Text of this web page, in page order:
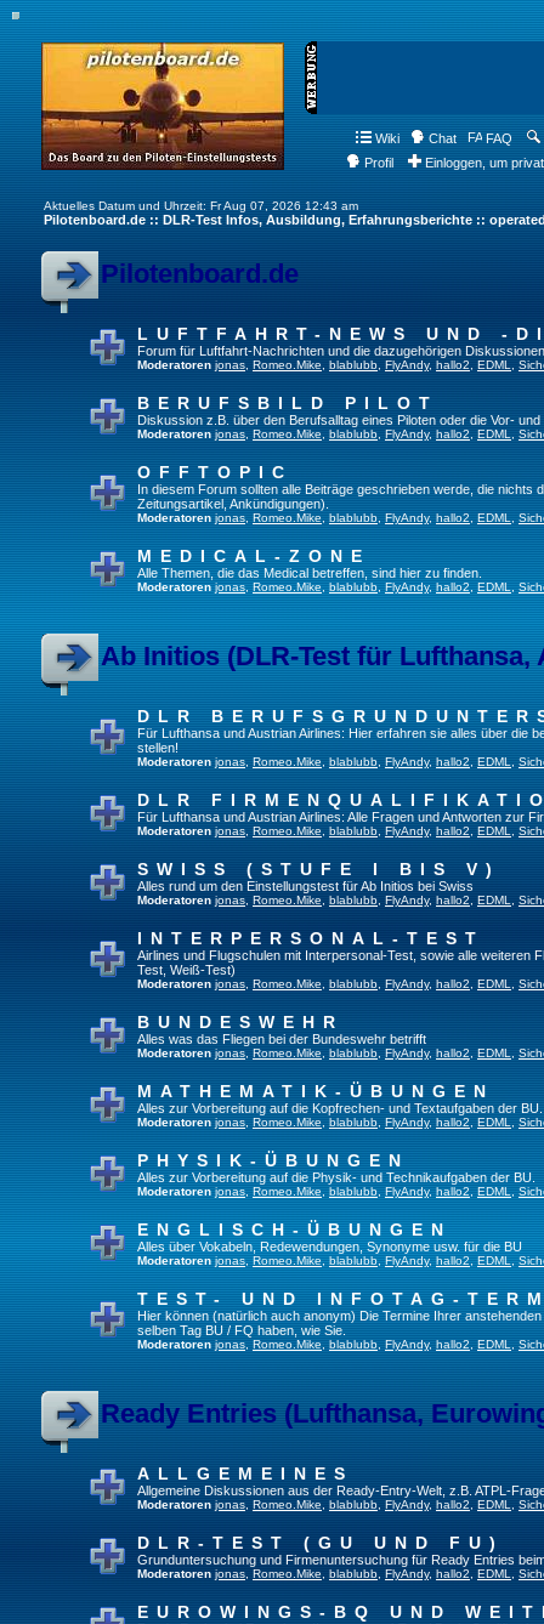
Wiki Chat FAQ
Profil
Einloggen, um
Aktuelles Datum und Uhrzeit: Fr Aug 07, 2026 12:43 am
Pilotenboard.de :: DLR-Test Infos, Ausbildung, Erfahrungsberichte ::
Pilotenboard.de
LUFTFAHRT-NEWS UND -
Forum für Luftfahrt-Nachrichten und die dazugehörigen
Moderatoren jonas Romeo.Mike blablubb FlyAndy, hallo2 EDML
BERUFSBILD PILOT
Diskussion z.B. über den Berufsalltag eines Piloten oder die Vor-
Moderatoren jonas Romeo.Mike blablubb FlyAndy, hallo2 EDML
OFFTOPIC
In diesem Forum sollten alle Beiträge geschrieben werde, die
Zeitungsartikel, Ankündigungen).
Moderatoren jonas Romeo.Mike blablubb FlyAndy, hallo2 EDML
MEDICAL-ZONE
Alle Themen, die das Medical betreffen, sind hier zu finden.
Moderatoren jonas Romeo.Mike blablubb FlyAndy, hallo2 EDML
Ab Initios (DLR-Test für Lufthansa,
DLR
Für Lufthansa und Austrian Airlines: Hier erfahren sie alles über die
stellen!
Moderatoren jonas Romeo.Mike blablubb FlyAndy, hallo2 EDML
DLR
Für Lufthansa und Austrian Airlines: Alle Fragen und Antworten zur
Moderatoren jonas Romeo.Mike blablubb FlyAndy, hallo2 EDML
SWISS (STUFE I BIS V)
Alles rund um den Einstellungstest für Ab Initios bei Swiss
Moderatoren jonas Romeo.Mike blablubb FlyAndy, hallo2 EDML
INTERPERSONAL-TEST
Airlines und Flugschulen mit Interpersonal-Test, sowie alle weiteren
Test, Weiß-Test)
Moderatoren jonas Romeo.Mike blablubb FlyAndy, hallo2 EDML
BUNDESWEHR
Alles was das Fliegen bei der Bundeswehr betrifft
Moderatoren jonas Romeo.Mike blablubb FlyAndy, hallo2 EDML
MATHEMATIK-ÜBUNGEN
Alles zur Vorbereitung auf die Kopfrechen- und Textaufgaben der BU.
Moderatoren jonas Romeo.Mike blablubb FlyAndy, hallo2 EDML
PHYSIK-ÜBUNGEN
Alles zur Vorbereitung auf die Physik- und Technikaufgaben der BU.
Moderatoren jonas Romeo.Mike blablubb FlyAndy, hallo2 EDML
ENGLISCH-ÜBUNGEN
Alles über Vokabeln, Redewendungen, Synonyme usw. für die BU
Moderatoren jonas Romeo.Mike blablubb FlyAndy, hallo2 EDML
TEST- UND INFOTAG-
Hier können (natürlich auch anonym) Die Termine Ihrer
selben Tag BU / FQ haben, wie Sie.
Moderatoren jonas Romeo.Mike blablubb FlyAndy, hallo2 EDML
Ready Entries (Lufthansa,
ALLGEMEINES
Allgemeine Diskussionen aus der Ready-Entry-Welt, z.B. ATPL-
Moderatoren jonas Romeo.Mike blablubb FlyAndy, hallo2 EDML
DLR-TEST (GU UND FU)
Grunduntersuchung und Firmenuntersuchung für Ready Entries
Moderatoren jonas Romeo.Mike blablubb FlyAndy, hallo2 EDML
EUROWINGS-BQ UND